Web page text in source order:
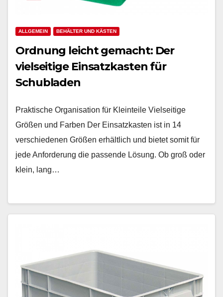
ALLGEMEIN BEHÄLTER UND KÄSTEN
Ordnung leicht gemacht: Der
vielseitige Einsatzkasten für
Schubladen
Praktische Organisation für Kleinteile Vielseitige
Größen und Farben Der Einsatzkasten ist in 14
verschiedenen Größen erhältlich und bietet somit für
jede Anforderung die passende Lösung. Ob groß oder
klein, lang…